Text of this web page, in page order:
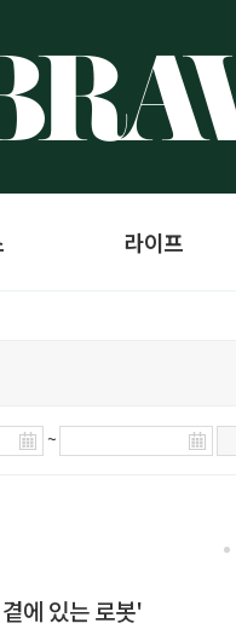
라이프
~
에 있는 로봇'